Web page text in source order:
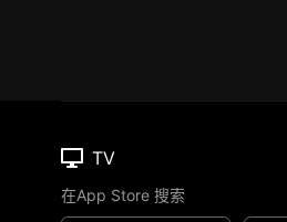
TV
在App Store 搜索